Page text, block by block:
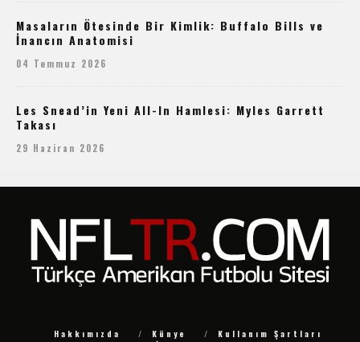
Masaların Ötesinde Bir Kimlik: Buffalo Bills ve
İnancın Anatomisi
04 Temmuz 2026
Les Snead’in Yeni All-In Hamlesi: Myles Garrett
Takası
29 Haziran 2026
Hakkımızda Künye
Kullanım Şartları